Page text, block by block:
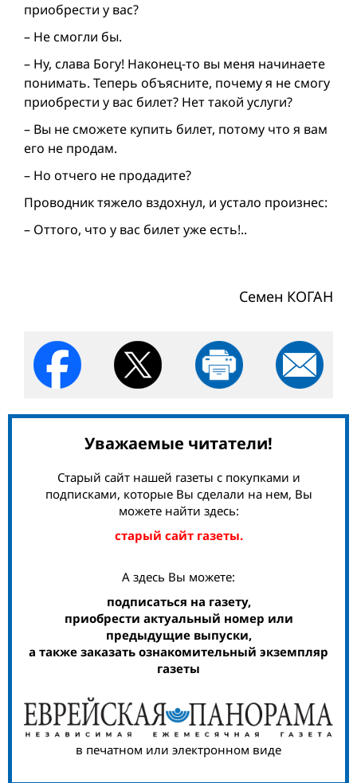
приобрести у вас?
– Не смогли бы.
– Ну, слава Богу! Наконец-то вы меня начинаете
понимать. Теперь объясните, почему я не смогу
приобрести у вас билет? Нет такой услуги?
– Вы не сможете купить билет, потому что я вам
его не продам.
– Но отчего не продадите?
Проводник тяжело вздохнул, и устало произнес:
– Оттого, что у вас билет уже есть!..
Семен КОГАН
Уважаемые читатели!
Старый сайт нашей газеты с покупками и
подписками, которые Вы сделали на нем, Вы
можете найти здесь:
старый сайт газеты.
А здесь Вы можете:
подписаться на газету,
приобрести актуальный номер или
предыдущие выпуски,
а также заказать ознакомительный экземпляр
газеты
в печатном или электронном виде